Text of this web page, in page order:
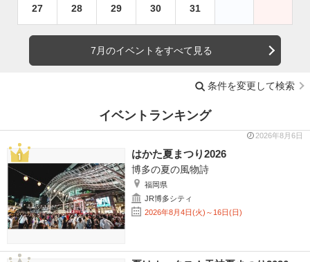
27 28 29 30 31
7月のイベントをすべて見る
条件を変更して検索
イベントランキング
2026年8月6日
はかた夏まつり2026
博多の夏の風物詩
福岡県
JR博多シティ
2026年8月4日(火)～16日(日)